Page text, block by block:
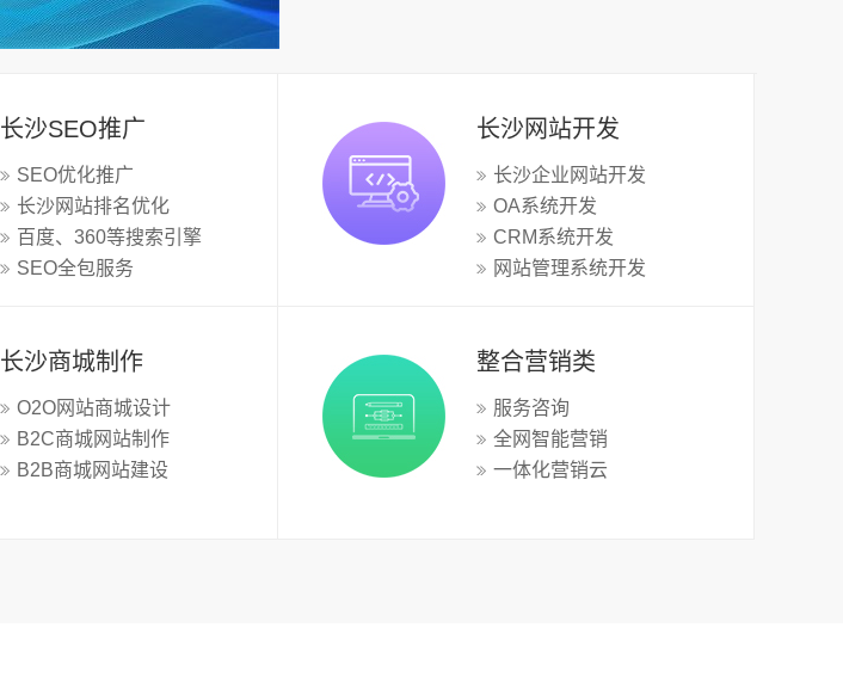
长沙SEO推广
SEO优化推广
长沙网站排名优化
百度、360等搜索引擎
SEO全包服务
长沙网站开发
长沙企业网站开发
OA系统开发
CRM系统开发
网站管理系统开发
长沙商城制作
O2O网站商城设计
B2C商城网站制作
B2B商城网站建设
整合营销类
服务咨询
全网智能营销
一体化营销云